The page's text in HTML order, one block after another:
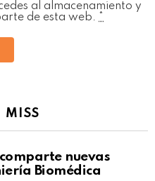
al almacenamiento y
de esta web.
MISS
this post
nuevas
Biomédica